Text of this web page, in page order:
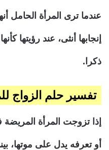
عندما ترى المرأة الحامل
إنجابها أنثى، عند
ذكرا.
تفسير حلم الزواج
إذا تزوجت المرأة
أو تعرفه يدل على موتها،